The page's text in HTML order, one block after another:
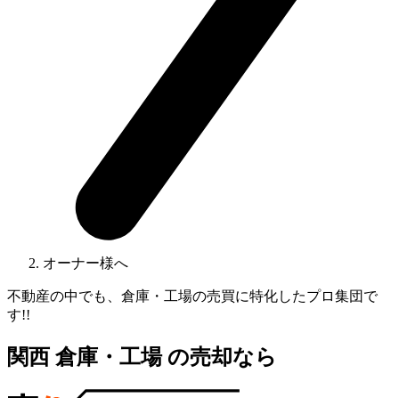
オーナー様へ
不動産の中でも、倉庫・工場の売買に特化したプロ集団で
す!!
関西 倉庫 ・ 工場の売却なら